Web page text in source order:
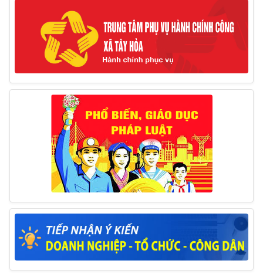
Thông báo tổ chức thực hiện Cưỡng chế buộc thực
hiện biện pháp khắc phục hậu quả trong lĩnh vực đất đai
17/06/2025
Thông báo đăng ký tiếp công dân định kỳ đợt 01
26/05/2025
Lịch tiếp công dân định kỳ đợt 1 tháng 5/2025 của
Chủ tịch UBND huyện
09/05/2025